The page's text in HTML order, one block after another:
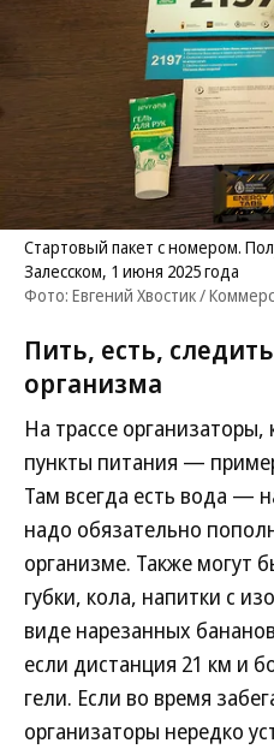
Стартовый пакет с номером.
Залесском, 1 июня 2025 года
Фото: Евгений Хвостик /
Пить, есть,
организма
На трассе организаторы,
пункты питания —
Там всегда есть вода —
надо обязательно
организме. Также могут
губки, кола, напитки с
виде нарезанных
если дистанция 21 км и
гели. Если во время
организаторы нередко